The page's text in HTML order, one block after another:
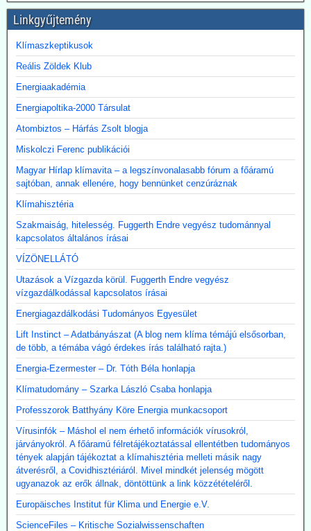
Linkgyűjtemény
Klímaszkeptikusok
Reális Zöldek Klub
Energiaakadémia
Energiapoltika-2000 Társulat
Atombiztos – Hárfás Zsolt blogja
Miskolczi Ferenc publikációi
Magyar Hírlap klímavita – a legszínvonalasabb fórum a főáramú
sajtóban, annak ellenére, hogy bennünket cenzúráznak
Klímahisztéria
Szakmaiság, hitelesség. Fuggerth Endre vegyész tudománnyal
kapcsolatos általános írásai
VÍZÖNELLÁTÓ
Utazások a Vízgazda körül. Fuggerth Endre vegyész
vízgazdálkodással kapcsolatos írásai
Energiagazdálkodási Tudományos Egyesület
Lift Instinct – Adatbányászat (A blog nem klíma témájú elsősorban,
de több, a témába vágó érdekes írás található rajta.)
Energia-Ezermester – Dr. Tóth Béla honlapja
Klímatudomány – Szarka László Csaba honlapja
Professzorok Batthyány Köre Energia munkacsoport
Vírusinfók – Máshol el nem érhető információk vírusokról,
járványokról. A főáramú félretájékoztatással ellentétben tudományos
tények alapján tájékoztat a klímahisztéria melleti másik nagy
átverésről, a Covidhisztériáról. Mivel mindkét jelenség mögött
ugyanazok az erők állnak, döntöttünk a link közzétételéről.
Europäisches Institut für Klima und Energie e.V.
ScienceFiles – Kritische Sozialwissenschaften